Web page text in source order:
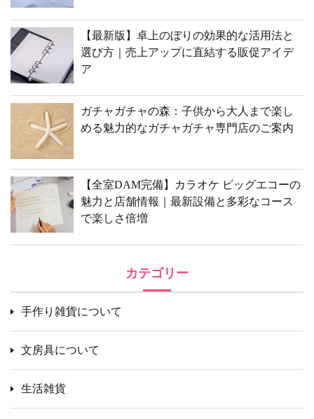
【最新版】卓上のぼりの効果的な活用法と
選び方｜売上アップに直結する販促アイデ
ア
ガチャガチャの森：子供から大人まで楽し
める魅力的なガチャガチャ専門店のご案内
【全室DAM完備】カラオケ ビッグエコーの
魅力と店舗情報｜最新設備と多彩なコース
で楽しさ倍増
カテゴリー
手作り雑貨について
文房具について
生活雑貨